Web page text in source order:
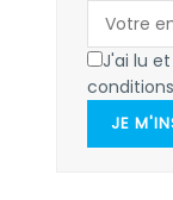
J'ai lu
conditions
JE